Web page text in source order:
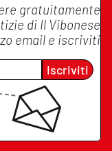
gratuitamente
di Il Vibonese
email e iscriviti
Iscriviti